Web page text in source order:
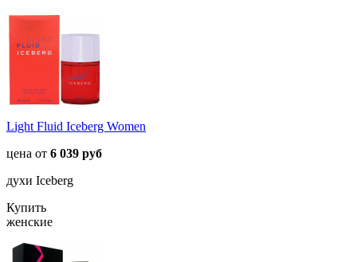
Light Fluid Iceberg Women
цена от 6 039 руб
духи Iceberg
Купить
женские